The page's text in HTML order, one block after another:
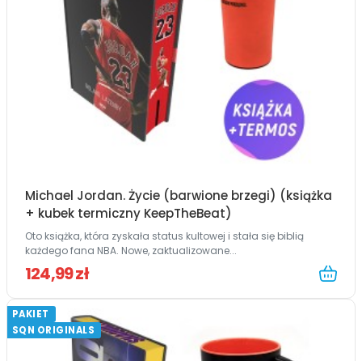
Michael Jordan. Życie (barwione brzegi) (książka
+ kubek termiczny KeepTheBeat)
Oto książka, która zyskała status kultowej i stała się biblią
każdego fana NBA. Nowe, zaktualizowane...
124,99 zł
PAKIET
SQN ORIGINALS